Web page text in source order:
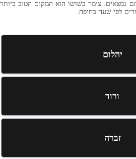
נמצאים. צימר בשושו הוא המקום הטוב ביותר
לפי שעה בחיפה.
יהלום
ורוד
זברה